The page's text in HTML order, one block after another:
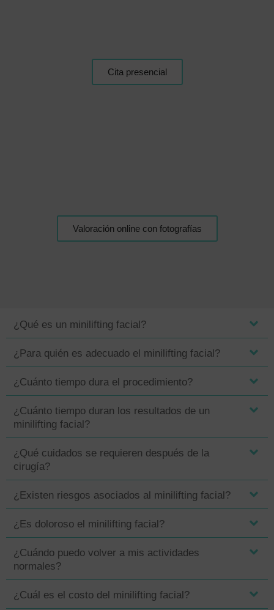
Cita presencial
Valoración online con fotografías
¿Qué es un minilifting facial?
¿Para quién es adecuado el minilifting facial?
¿Cuánto tiempo dura el procedimiento?
¿Cuánto tiempo duran los resultados de un
minilifting facial?
¿Qué cuidados se requieren después de la
cirugía?
¿Existen riesgos asociados al minilifting facial?
¿Es doloroso el minilifting facial?
¿Cuándo puedo volver a mis actividades
normales?
¿Cuál es el costo del minilifting facial?